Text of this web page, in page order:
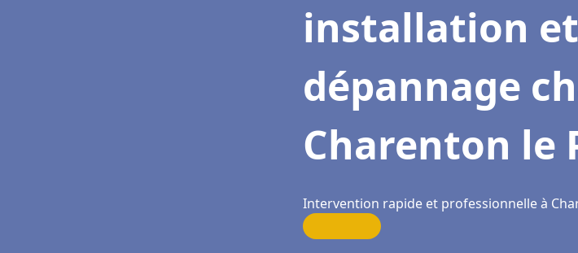
installation et
dépannage
Charenton le
Intervention rapide et professionnelle à